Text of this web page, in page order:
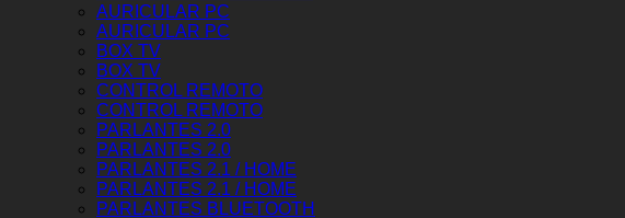
AURICULAR PC
AURICULAR PC
BOX TV
BOX TV
CONTROL REMOTO
CONTROL REMOTO
PARLANTES 2.0
PARLANTES 2.0
PARLANTES 2.1 / HOME
PARLANTES 2.1 / HOME
PARLANTES BLUETOOTH